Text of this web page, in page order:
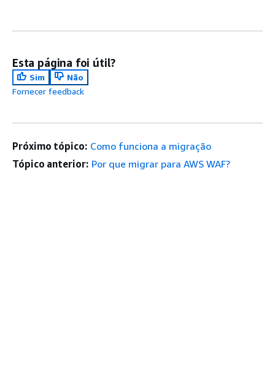
Esta página foi útil?
Sim
Não
Fornecer feedback
Próximo tópico: Como funciona a migração
Tópico anterior: Por que migrar para AWS WAF?